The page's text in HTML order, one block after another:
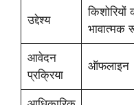
उद्देश्य
भावात्मक
आवेदन
प्रक्रिया
ऑफलाइन